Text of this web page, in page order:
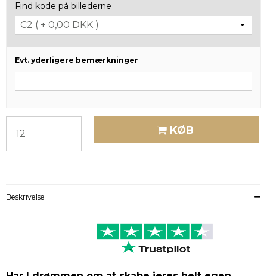
Find kode på billederne
Evt. yderligere bemærkninger
KØB
Beskrivelse